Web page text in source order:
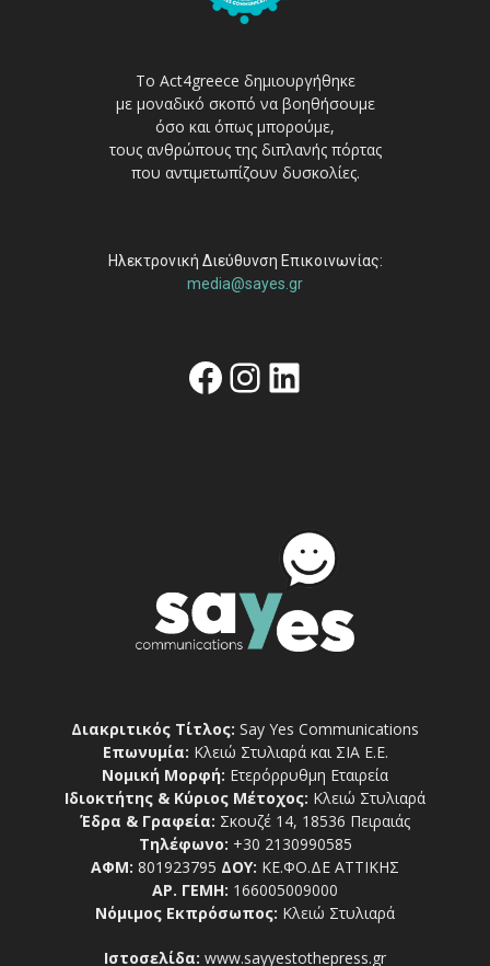
Το Act4greece δημιουργήθηκε
με μοναδικό σκοπό να βοηθήσουμε
όσο και όπως μπορούμε,
τους ανθρώπους της διπλανής πόρτας
που αντιμετωπίζουν δυσκολίες.
Ηλεκτρονική Διεύθυνση Επικοινωνίας:
media@sayes.gr
Facebook
Instagram
Linkedin
Διακριτικός Τίτλος: Say Yes Communications
Επωνυμία: Κλειώ Στυλιαρά και ΣΙΑ Ε.Ε.
Νομική Μορφή: Ετερόρρυθμη Εταιρεία
Ιδιοκτήτης & Κύριος Μέτοχος: Κλειώ Στυλιαρά
Έδρα & Γραφεία: Σκουζέ 14, 18536 Πειραιάς
Τηλέφωνο: +30 2130990585
ΑΦΜ: 801923795 ΔΟΥ: ΚΕ.ΦΟ.ΔΕ ΑΤΤΙΚΗΣ
ΑΡ. ΓΕΜΗ: 166005009000
Νόμιμος Εκπρόσωπος: Κλειώ Στυλιαρά
Ιστοσελίδα: www.sayyestothepress.gr